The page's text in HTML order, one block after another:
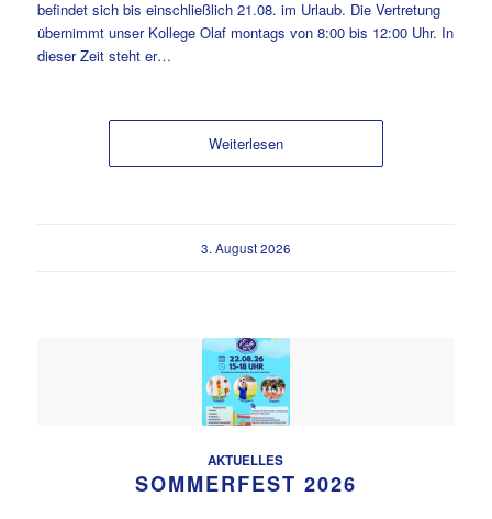
befindet sich bis einschließlich 21.08. im Urlaub. Die Vertretung
übernimmt unser Kollege Olaf montags von 8:00 bis 12:00 Uhr. In
dieser Zeit steht er…
Weiterlesen
3. August 2026
AKTUELLES
SOMMERFEST 2026